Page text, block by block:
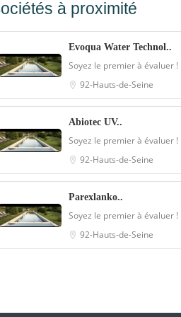
à proximité
Evoqua Water Technol..
Soyez le premier à évaluer !
92-Hauts-de-Seine
Abiotec UV..
Soyez le premier à évaluer !
92-Hauts-de-Seine
Parexlanko..
Soyez le premier à évaluer !
92-Hauts-de-Seine